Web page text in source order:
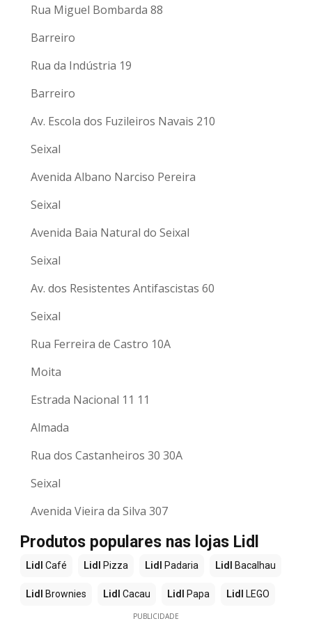
Rua Miguel Bombarda 88
Barreiro
Rua da Indústria 19
Barreiro
Av. Escola dos Fuzileiros Navais 210
Seixal
Avenida Albano Narciso Pereira
Seixal
Avenida Baia Natural do Seixal
Seixal
Av. dos Resistentes Antifascistas 60
Seixal
Rua Ferreira de Castro 10A
Moita
Estrada Nacional 11 11
Almada
Rua dos Castanheiros 30 30A
Seixal
Avenida Vieira da Silva 307
Produtos populares nas lojas Lidl
Lidl Café Lidl Pizza Lidl Padaria Lidl Bacalhau
Lidl Brownies Lidl Cacau Lidl Papa Lidl LEGO
PUBLICIDADE